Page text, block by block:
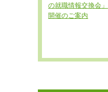
の就職情報交換会」
開催のご案内